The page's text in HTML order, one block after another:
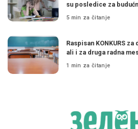
su posledice za
5 min za čitanje
Raspisan KONKURS
ali i za druga radna
1 min za čitanje